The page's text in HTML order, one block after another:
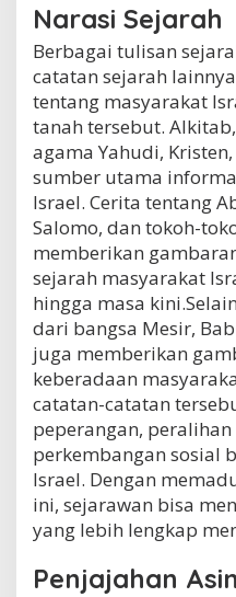
Narasi Sejarah
Berbagai tulisan
catatan sejarah
tentang masyarakat
tanah tersebut.
agama Yahudi,
sumber utama
Israel. Cerita tentang
Salomo, dan tokoh-
memberikan
sejarah masyarakat
hingga masa
dari bangsa Mesir,
juga memberikan
keberadaan
catatan-catatan
peperangan,
perkembangan sosial
Israel. Dengan
ini, sejarawan bisa
yang lebih lengkap
Penjajahan